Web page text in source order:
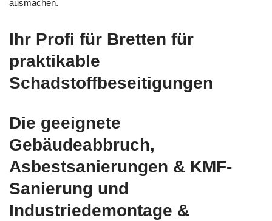
ausmachen.
Ihr Profi für Bretten für
praktikable
Schadstoffbeseitigungen
Die geeignete
Gebäudeabbruch,
Asbestsanierungen & KMF-
Sanierung und
Industriedemontage &